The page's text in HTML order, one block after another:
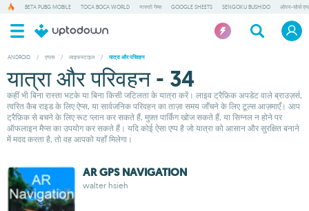
BETA PUBG MOBILE TOCA BOCA WORLD नारुतो गेम्स GOOGLE SHEETS SENGOKU BUSHIDO ओपन-सोर्स
ANDROID / एप्पस / लाइफस्टाइल / यात्रा और परिवहन
यात्रा और परिवहन - 34
कहीं भी बिना रास्ता भटके या बिना किसी जटिलता के यात्रा करें। लाइव ट्रैफ़िक अपडेट वाले ब्राउज़र्स,
त्वरित कैब राइड के लिए ऐप्स, या सार्वजनिक परिवहन का ताज़ा समय जाँचने के लिए टूल्स आज़माएँ। आप
ट्रैफ़िक से बचने के लिए रूट प्लान कर सकते हैं, मुफ़्त पार्किंग खोज सकते हैं, या सिग्नल न होने पर
ऑफलाइन मैप्स का उपयोग कर सकते हैं। यदि कोई ऐसा एप्प है जो यात्रा को आसान और सुरक्षित बनाने
में मदद करता है, तो वह आपको यहाँ मिलेगा।
AR GPS NAVIGATION
walter hsieh